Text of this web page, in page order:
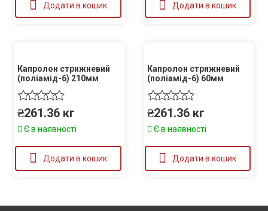
Додати в кошик Додати в кошик
Капролон стрижневий
(поліамід-6) 210мм
₴261.36 кг
Є в наявності
Додати в кошик
Капролон стрижневий
(поліамід-6) 60мм
₴261.36 кг
Є в наявності
Додати в кошик